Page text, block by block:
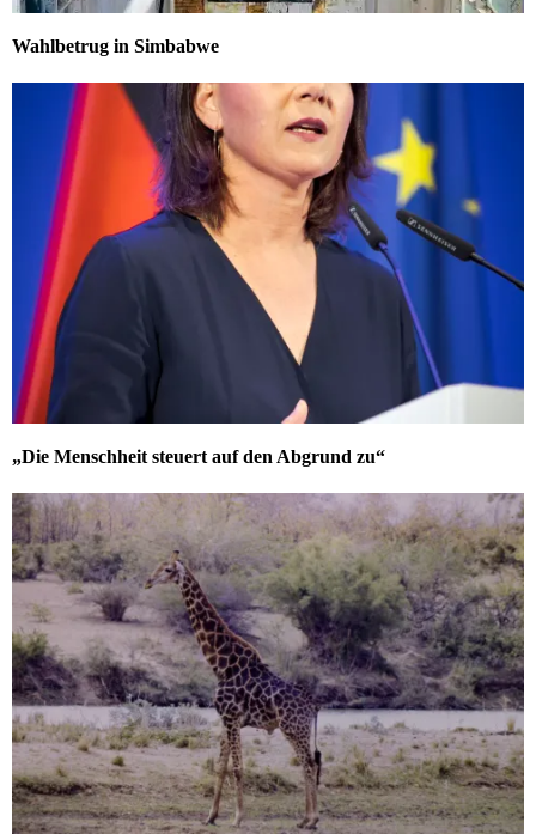
Wahlbetrug in Simbabwe
„Die Menschheit steuert auf den Abgrund zu“